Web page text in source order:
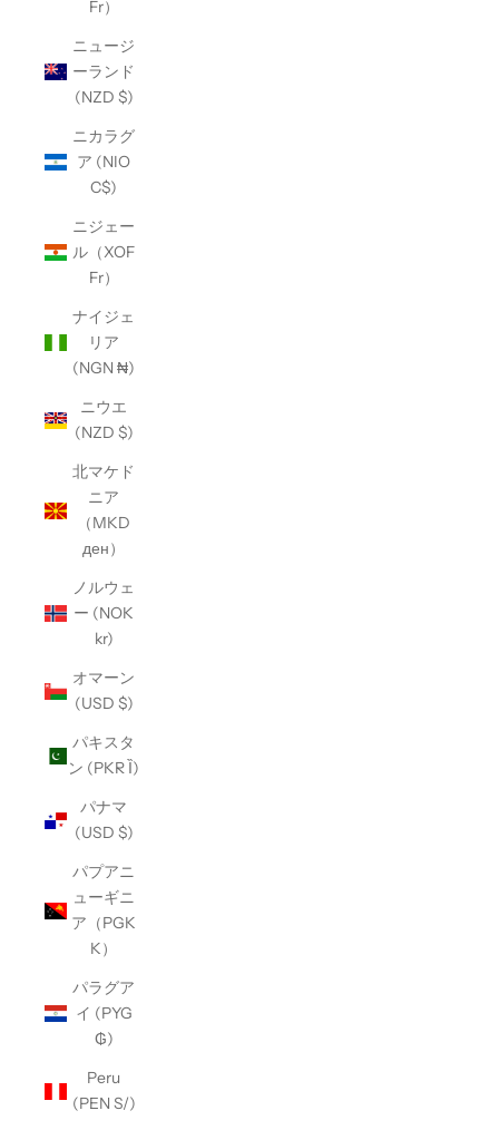
Fr）
ニュージ
ーランド
(NZD $)
ニカラグ
ア (NIO
C$)
ニジェー
ル（XOF
Fr）
ナイジェ
リア
(NGN ₦)
ニウエ
(NZD $)
北マケド
ニア
（MKD
ден）
ノルウェ
ー (NOK
kr)
オマーン
(USD $)
パキスタ
ン (PKR Ȉ)
パナマ
(USD $)
パプアニ
ューギニ
ア（PGK
K）
パラグア
イ (PYG
₲)
Peru
(PEN S/)